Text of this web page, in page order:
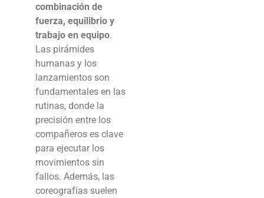
combinación de
fuerza, equilibrio y
trabajo en equipo.
Las pirámides
humanas y los
lanzamientos son
fundamentales en las
rutinas, donde la
precisión entre los
compañeros es clave
para ejecutar los
movimientos sin
fallos. Además, las
coreografías suelen